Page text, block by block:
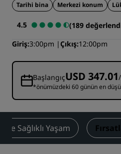
Tarihi bina Merkezi konum
4.5
(189
Giriş 3:00pm Çıkış 12:00pm
BaşlangıçUSD 347.01
*önümüzdeki 60 günün en
ve Sağlıklı Yaşam